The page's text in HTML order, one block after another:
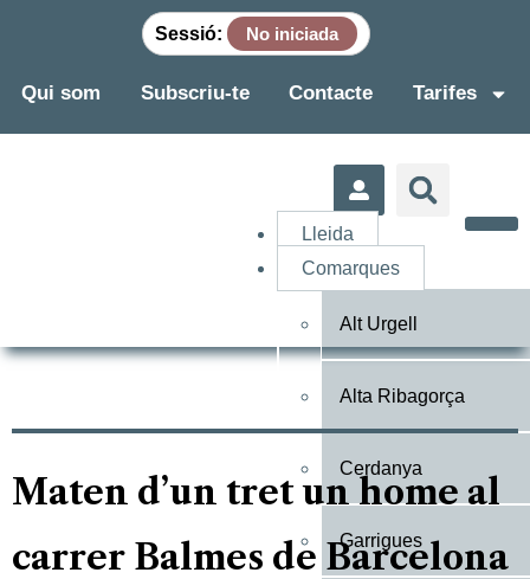
Sessió: No iniciada
Qui som Subscriu-te Contacte Tarifes
Lleida
Comarques
Alt Urgell
Alta Ribagorça
Cerdanya
Garrigues
Maten d’un tret un home al
carrer Balmes de Barcelona